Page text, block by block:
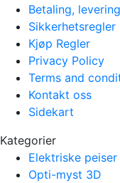
Betaling,
Sikkerhetsregler
Kjøp Regler
Privacy Policy
Terms and
Kontakt oss
Sidekart
Kategorier
Elektriske peiser
Opti-myst 3D